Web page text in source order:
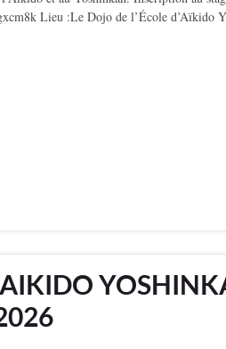
Lieu :Le Dojo de l’École d’Aïkido